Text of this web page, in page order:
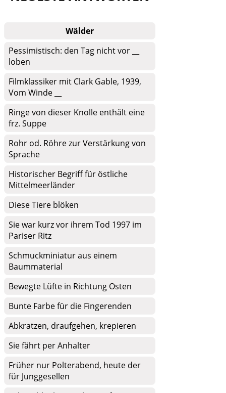
Wälder
Pessimistisch: den Tag nicht vor __
loben
Filmklassiker mit Clark Gable, 1939,
Vom Winde __
Ringe von dieser Knolle enthält eine
frz. Suppe
Rohr od. Röhre zur Verstärkung von
Sprache
Historischer Begriff für östliche
Mittelmeerländer
Diese Tiere blöken
Sie war kurz vor ihrem Tod 1997 im
Pariser Ritz
Schmuckminiatur aus einem
Baummaterial
Bewegte Lüfte in Richtung Osten
Bunte Farbe für die Fingerenden
Abkratzen, draufgehen, krepieren
Sie fährt per Anhalter
Früher nur Polterabend, heute der
für Junggesellen